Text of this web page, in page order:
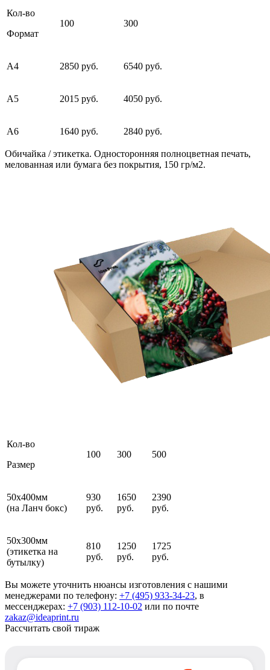
Кол-во
Формат
100 300
А4 2850 руб. 6540 руб.
А5 2015 руб. 4050 руб.
А6 1640 руб. 2840 руб.
Обичайка / этикетка. Односторонняя полноцветная печать,
мелованная или бумага без покрытия, 150 гр/м2.
Кол-во
Размер
100 300 500
50х400мм
(на Ланч бокс)
930
руб.
1650
руб.
2390
руб.
50х300мм
(этикетка на
бутылку)
810
руб.
1250
руб.
1725
руб.
Вы можете уточнить нюансы изготовления с нашими
менеджерами по телефону: +7 (495) 933-34-23, в
мессенджерах: +7 (903) 112-10-02 или по почте
zakaz@ideaprint.ru
Рассчитать свой тираж